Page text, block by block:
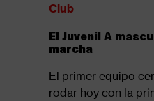
Club
El Juvenil A
marcha
El primer equipo
rodar hoy con la